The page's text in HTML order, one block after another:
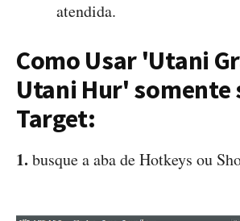
atendida.
Como Usar 'Utani
Utani Hur' somente
Target:
1. busque a aba de Hotkeys ou